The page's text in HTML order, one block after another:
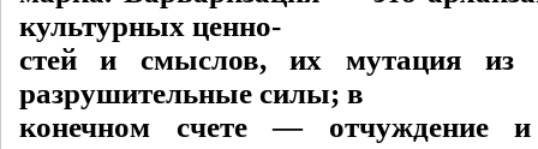
культурных ценно-
стей и смыслов, их мутация из
разрушительные силы; в
конечном счете — отчуждение и